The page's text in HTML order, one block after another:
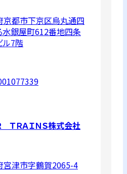
京都市下京区烏丸通四
水銀屋町612番地四条
ル7階
ＴＲＡＩＮＳ株式会社
宮津市字鶴賀2065-4